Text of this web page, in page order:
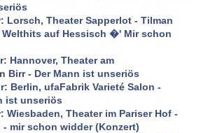
Lorsch, Theater Sapperlot - Tilman
Welthits auf Hessisch �' Mir schon
Hannover, Theater am
Birr - Der Mann ist unseriös
Berlin, ufaFabrik Varieté Salon -
ist unseriös
Wiesbaden, Theater im Pariser Hof -
mir schon widder (Konzert)